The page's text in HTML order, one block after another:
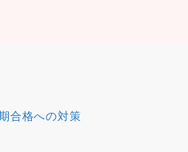
合格への対策